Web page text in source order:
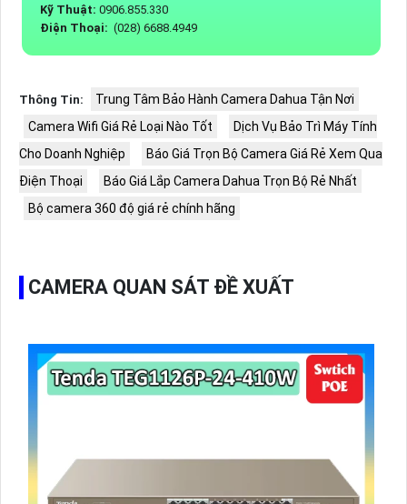
Kỹ Thuật: 0906.855.330
Điện Thoại: (028) 6688.4949
Thông Tin:
Trung Tâm Bảo Hành Camera Dahua Tận Nơi
Camera Wifi Giá Rẻ Loại Nào Tốt
Dịch Vụ Bảo Trì Máy Tính
Cho Doanh Nghiệp
Báo Giá Trọn Bộ Camera Giá Rẻ Xem Qua
Điện Thoại
Báo Giá Lắp Camera Dahua Trọn Bộ Rẻ Nhất
Bộ camera 360 độ giá rẻ chính hãng
CAMERA QUAN SÁT ĐỀ XUẤT